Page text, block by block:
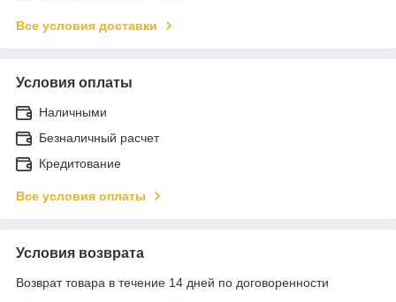
Все условия доставки
Условия оплаты
Наличными
Безналичный расчет
Кредитование
Все условия оплаты
Условия возврата
Возврат товара в течение 14 дней по договоренности